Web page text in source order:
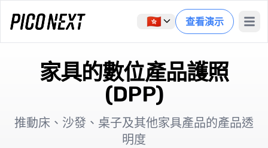
🇭🇰 查看演示 Open
家具的數位產品護照
(DPP)
推動床、沙發、桌子及其他家具產品的產品透
明度